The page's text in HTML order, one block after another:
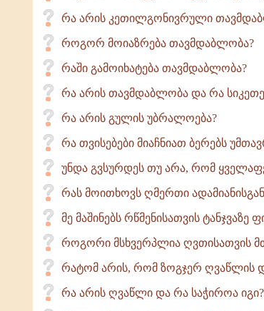
რა არის კეთილგონივრული
როგორ მოიაზრება თავმდაბლობა?
რაში გამოიხატება თავმდაბლობა?
რა არის თავმდაბლობა და რა
რა არის გულის უბრალოება?
რა თვისებები მიაჩნიათ ბერებს
უნდა გვსურდეს თუ არა, რომ
რას მოითხოვს ღმერთი
მე მაშინებს რწმენისათვის
როგორი მსხვერპლია ღვთისათვის
რატომ არის, რომ ზოგჯერ ღვაწლის
რა არის ღვაწლი და რა საჭიროა იგი?